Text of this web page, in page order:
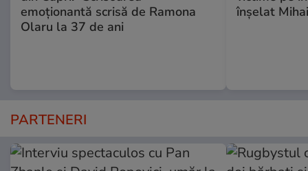
emoționantă scrisă de Ramona
Olaru la 37 de ani
înşelat
PARTENERI